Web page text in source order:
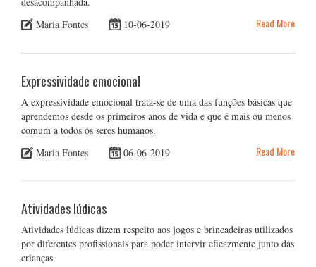
Maria Fontes
10-06-2019 Read More
Expressividade emocional
A expressividade emocional trata-se de uma das funções básicas que
aprendemos desde os primeiros anos de vida e que é mais ou menos
comum a todos os seres humanos.
Maria Fontes
06-06-2019 Read More
Atividades lúdicas
Atividades lúdicas dizem respeito aos jogos e brincadeiras utilizados
por diferentes profissionais para poder intervir eficazmente junto das
crianças.